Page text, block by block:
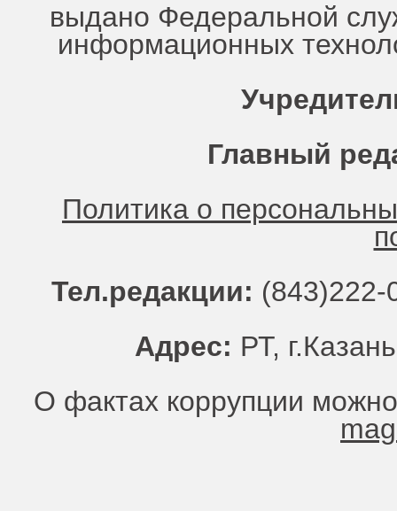
выдано Федеральной
информационных
Главный
Политика о
Тел.редакции:
Адрес: РТ,
О фактах коррупции